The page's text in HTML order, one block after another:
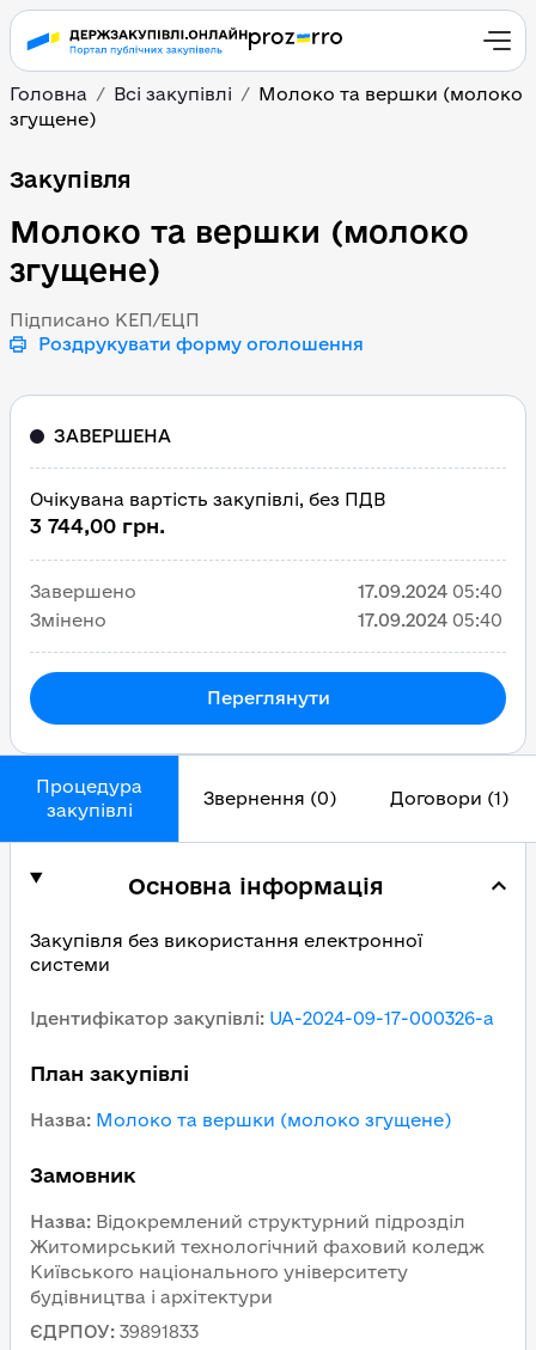
Головна Всі закупівлі
Молоко та вершки (молоко
згущене)
Молоко та вершки
Закупівля
Молоко та вершки (молоко
згущене)
Підписано КЕП/ЕЦП
Роздрукувати форму оголошення
Процедура
закупівлі
Звернення (0) Договори (1)
Основна інформація
Закупівля без використання електронної
системи
Ідентифікатор закупівлі: UA-2024-09-17-000326-a
План закупівлі
Назва: Молоко та вершки (молоко згущене)
Замовник
Назва: Відокремлений структурний підрозділ
Житомирський технологічний фаховий коледж
Київського національного університету
будівництва і архітектури
ЄДРПОУ: 39891833
ЗАВЕРШЕНА
Очікувана вартість закупівлі, без ПДВ
3 744,00 грн.
Завершено 17.09.2024 05:40
Змінено
17.09.2024 05:40
Переглянути